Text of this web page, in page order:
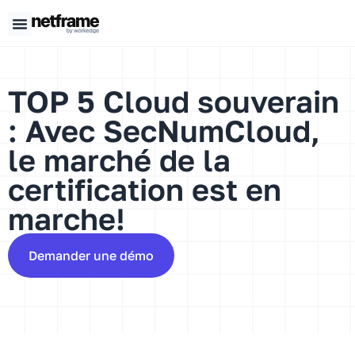
TOP 5 Cloud souverain
: Avec SecNumCloud,
le marché de la
certification est en
marche!
Demander une démo